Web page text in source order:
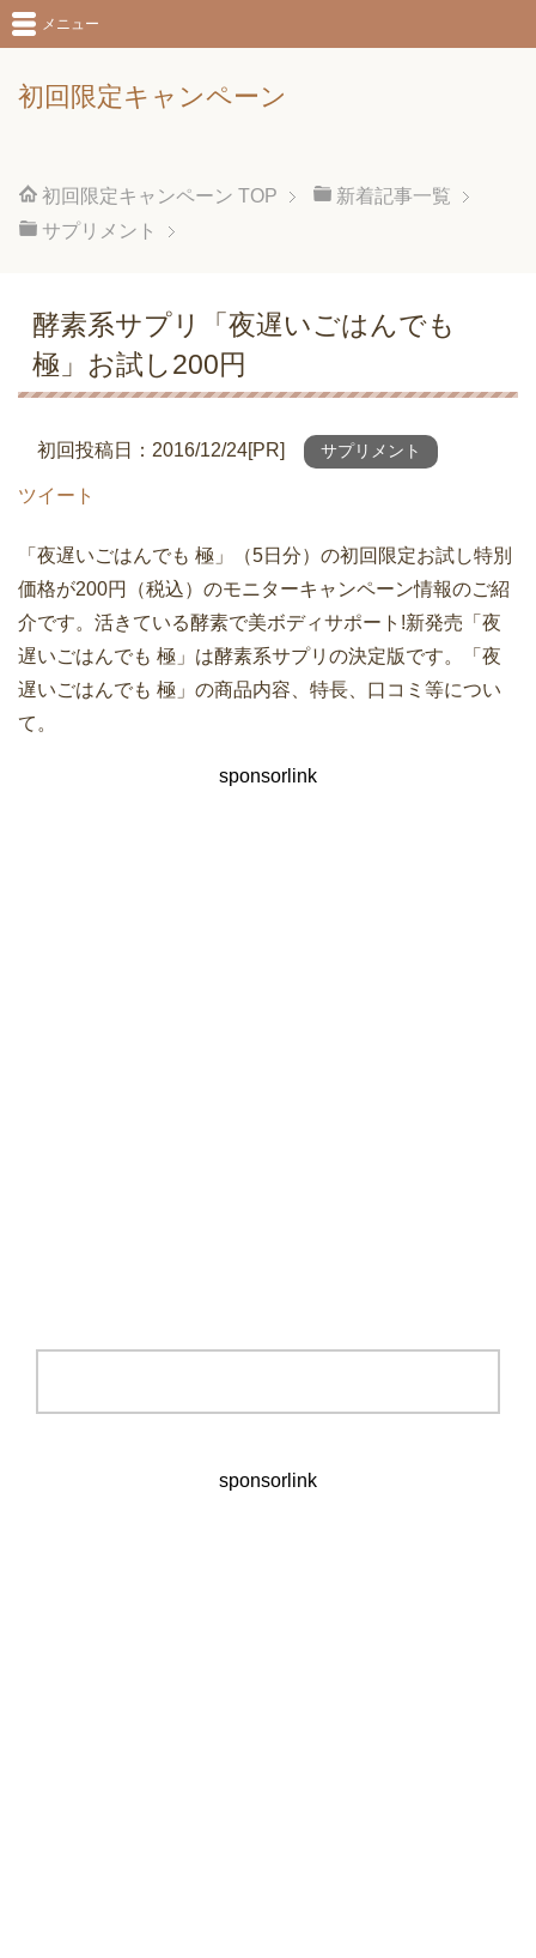
初回限定キャンペーン
メニュー
初回限定キャンペーン TOP
新着記事一覧
サプリメント
酵素系サプリ「夜遅いごはんでも
極」お試し200円
初回投稿日：2016/12/24[PR] サプリメント
ツイート
「夜遅いごはんでも 極」（5日分）の初回限定お試し特別
価格が200円（税込）のモニターキャンペーン情報のご紹
介です。活きている酵素で美ボディサポート!新発売「夜
遅いごはんでも 極」は酵素系サプリの決定版です。「夜
遅いごはんでも 極」の商品内容、特長、口コミ等につい
て。
sponsorlink
sponsorlink